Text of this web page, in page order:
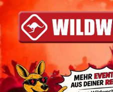
Inhalt
springen